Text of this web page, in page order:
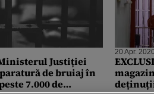
Ministerul Justiției
de bruiaj în
7.000 de
din
20 Apr.